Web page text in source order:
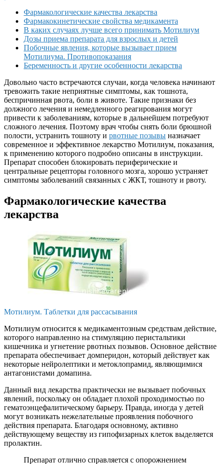
Фармакологические качества лекарства
Фармакокинетические свойства медикамента
В каких случаях лучше всего принимать Мотилиум
Дозы приема препарата для взрослых и детей
Побочные явления, которые вызывает прием
Мотилиума. Противопоказания
Беременность и другие особенности лекарства
Довольно часто встречаются случаи, когда человека начинают
тревожить такие неприятные симптомы, как тошнота,
беспричинная рвота, боли в животе. Такие признаки без
должного лечения и немедленного реагирования могут
привести к заболеваниям, которые в дальнейшем потребуют
сложного лечения. Поэтому врач чтобы снять боли брюшной
полости, устранить тошноту и рвотные позывы назначает
современное и эффективное лекарство Мотилиум, показания,
к применению которого подробно описаны в инструкции.
Препарат способен блокировать периферические и
центральные рецепторы головного мозга, хорошо устраняет
симптомы заболеваний связанных с ЖКТ, тошноту и рвоту.
Фармакологические качества
лекарства
Мотилиум. Таблетки для рассасывания
Мотилиум относится к медикаментозным средствам действие,
которого направленно на стимуляцию перистальтики
кишечника и угнетение рвотных позывов. Основное действие
препарата обеспечивает домперидон, который действует как
некоторые нейролептики и метоклопрамид, являющимися
антагонистами домапина.
Данный вид лекарства практически не вызывает побочных
явлений, поскольку он обладает плохой проходимостью по
гематоэнцефалитическому барьеру. Правда, иногда у детей
могут возникать нежелательные проявления побочного
действия препарата. Благодаря основному, активно
действующему веществу из гипофизарных клеток выделяется
пролактин.
Препарат отлично справляется с опорожнением